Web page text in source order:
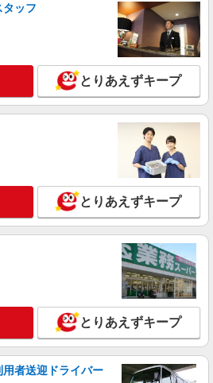
タッフ
とりあえずキープ
とりあえずキープ
とりあえずキープ
者送迎ドライバー